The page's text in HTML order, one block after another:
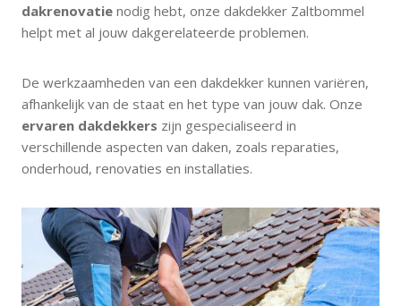
dakrenovatie nodig hebt, onze dakdekker Zaltbommel
helpt met al jouw dakgerelateerde problemen.
De werkzaamheden van een dakdekker kunnen variëren,
afhankelijk van de staat en het type van jouw dak. Onze
ervaren dakdekkers zijn gespecialiseerd in
verschillende aspecten van daken, zoals reparaties,
onderhoud, renovaties en installaties.